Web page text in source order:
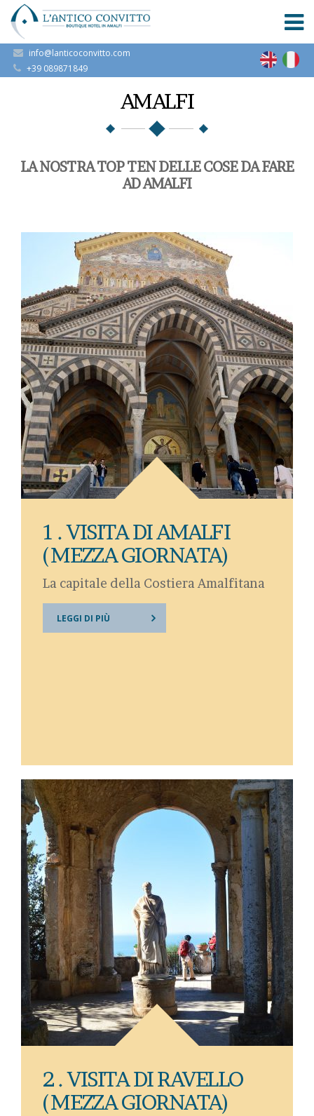
info@lanticoconvitto.com
+39 089871849
AMALFI
LA NOSTRA TOP TEN DELLE COSE DA FARE
AD AMALFI
1 . VISITA DI AMALFI
(MEZZA GIORNATA)
La capitale della Costiera Amalfitana
LEGGI DI PIÙ
2 . VISITA DI RAVELLO
(MEZZA GIORNATA)